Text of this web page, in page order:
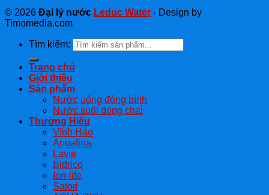
© 2026 Đại lý nước Leduc Water - Design by
Timomedia.com
Tìm kiếm:
Trang chủ
Giới thiệu
Sản phẩm
Nước uống đóng bình
Nước suối đóng chai
Thương Hiệu
Vĩnh Hảo
Aquafina
Lavie
Bidrico
Ion-life
Satori